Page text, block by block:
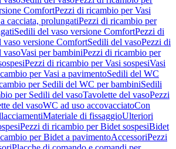
ComfortPezzi di ricambio per Vasi
cacciata, prolungatiPezzi di ricambio per
Sedili del vaso versione ComfortPezzi di
versione ComfortSedili del vasoPezzi di
vasoVasi per bambiniPezzi di ricambio per
Pezzi di ricambio per Vasi sospesiVasi
per Vasi a pavimentoSedili del WC
per Sedili del WC per bambiniSedili
per Sedili del vasoTavolette del vasoPezzi
del vasoWC ad uso accovacciatoCon
Materiale di fissaggioUlteriori
Pezzi di ricambio per Bidet sospesiBidet
per Bidet a pavimentoAccessoriPezzi